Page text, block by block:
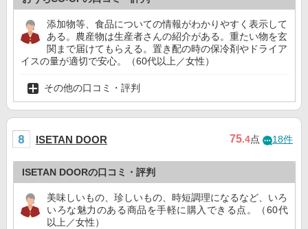
添加物等、食品についての情報がわかりやすく表示して
ある。農産物は生産者さんの紹介がある。重たい物を玄
関まで届けてもらえる。置き配の時の保冷剤やドライア
イスの量が適切で安心。（60代以上／女性）
その他の口コミ・評判
ISETAN DOOR 75.4点 18件
ISETAN DOORの口コミ・評判
美味しいもの、珍しいもの、時短調理になるなど、いろ
いろな魅力のある商品を手軽に購入できる点。（60代
以上／女性）